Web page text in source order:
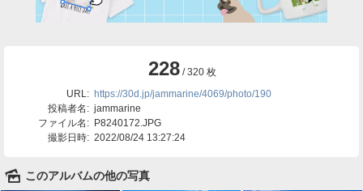
228/ 320 枚
URL: https://30d.jp/jammarine/4069/photo/190
投稿者名: jammarine
ファイル名: P8240172.JPG
撮影日時: 2022/08/24 13:27:24
🌄 このアルバムの他の写真